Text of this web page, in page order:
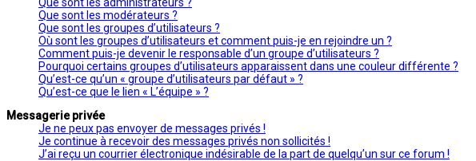
Que sont les modérateurs ?
Que sont les groupes d’utilisateurs ?
Où sont les groupes d’utilisateurs et comment puis-je en rejoindre un ?
Comment puis-je devenir le responsable d’un groupe d’utilisateurs ?
Pourquoi certains groupes d’utilisateurs apparaissent dans une couleur différente ?
Qu’est-ce qu’un « groupe d’utilisateurs par défaut » ?
Qu’est-ce que le lien « L’équipe » ?
Messagerie privée
Je ne peux pas envoyer de messages privés !
Je continue à recevoir des messages privés non sollicités !
J’ai reçu un courrier électronique indésirable de la part de quelqu’un sur ce forum !